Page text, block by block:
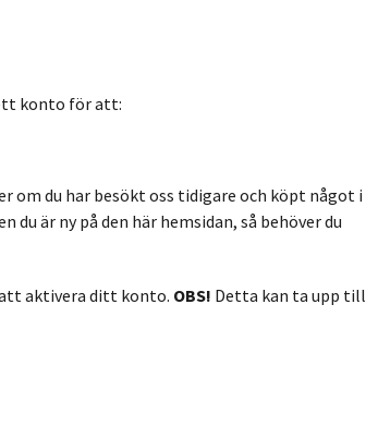
konto för att:
om du har besökt oss tidigare och köpt något i
är ny på den här hemsidan, så behöver du
aktivera ditt konto. OBS! Detta kan ta upp till